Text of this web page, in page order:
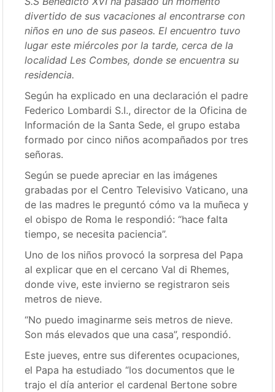
divertido de sus vacaciones al encontrarse con
niños en uno de sus paseos. El encuentro tuvo
lugar este miércoles por la tarde, cerca de la
localidad Les Combes, donde se encuentra su
residencia.
Según ha explicado en una declaración el padre
Federico Lombardi S.I., director de la Oficina de
Información de la Santa Sede, el grupo estaba
formado por cinco niños acompañados por tres
señoras.
Según se puede apreciar en las imágenes
grabadas por el Centro Televisivo Vaticano, una
de las madres le preguntó cómo va la muñeca y
el obispo de Roma le respondió: “hace falta
tiempo, se necesita paciencia”.
Uno de los niños provocó la sorpresa del Papa
al explicar que en el cercano Val di Rhemes,
donde vive, este invierno se registraron seis
metros de nieve.
“No puedo imaginarme seis metros de nieve.
Son más elevados que una casa”, respondió.
Este jueves, entre sus diferentes ocupaciones,
el Papa ha estudiado “los documentos que le
trajo el día anterior el cardenal Bertone sobre